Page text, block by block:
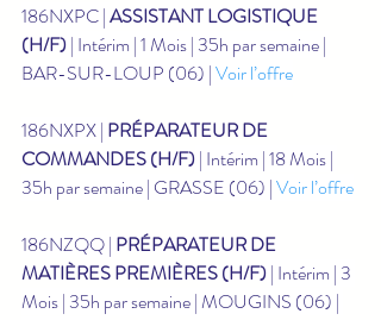
186NXPC | ASSISTANT LOGISTIQUE
(H/F) | Intérim | 1 Mois | 35h par semaine |
BAR-SUR-LOUP (06) | Voir l’offre
186NXPX | PRÉPARATEUR DE
COMMANDES (H/F) | Intérim | 18 Mois |
35h par semaine | GRASSE (06) | Voir l’offre
186NZQQ | PRÉPARATEUR DE
MATIÈRES PREMIÈRES (H/F) | Intérim | 3
Mois | 35h par semaine | MOUGINS (06) |